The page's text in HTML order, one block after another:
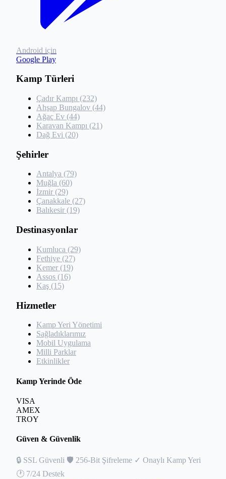
Android için
Google Play
Kamp Türleri
Çadır Kampı (232)
Ahşap Bungalov (44)
Ağaç Ev (44)
Karavan Kampı (21)
Dağ Evi (20)
Şehirler
Antalya (79)
Muğla (60)
İzmir (29)
Çanakkale (27)
Balıkesir (19)
Destinasyonlar
Kumluca (29)
Fethiye (27)
Kemer (19)
Assos (16)
Kaş (15)
Hizmetler
Kamp Yeri Yönetimi
Sağladıklarımız
Mobil Uygulama
Milli Parklar
Etkinlikler
Kamp Yerinde Öde
VISA
AMEX
TROY
Güven & Güvenlik
🔒 SSL Güvenli 🛡️ 256-Bit Şifreleme ✓ Onaylı Kamp Yeri
🕐 7/24 Destek